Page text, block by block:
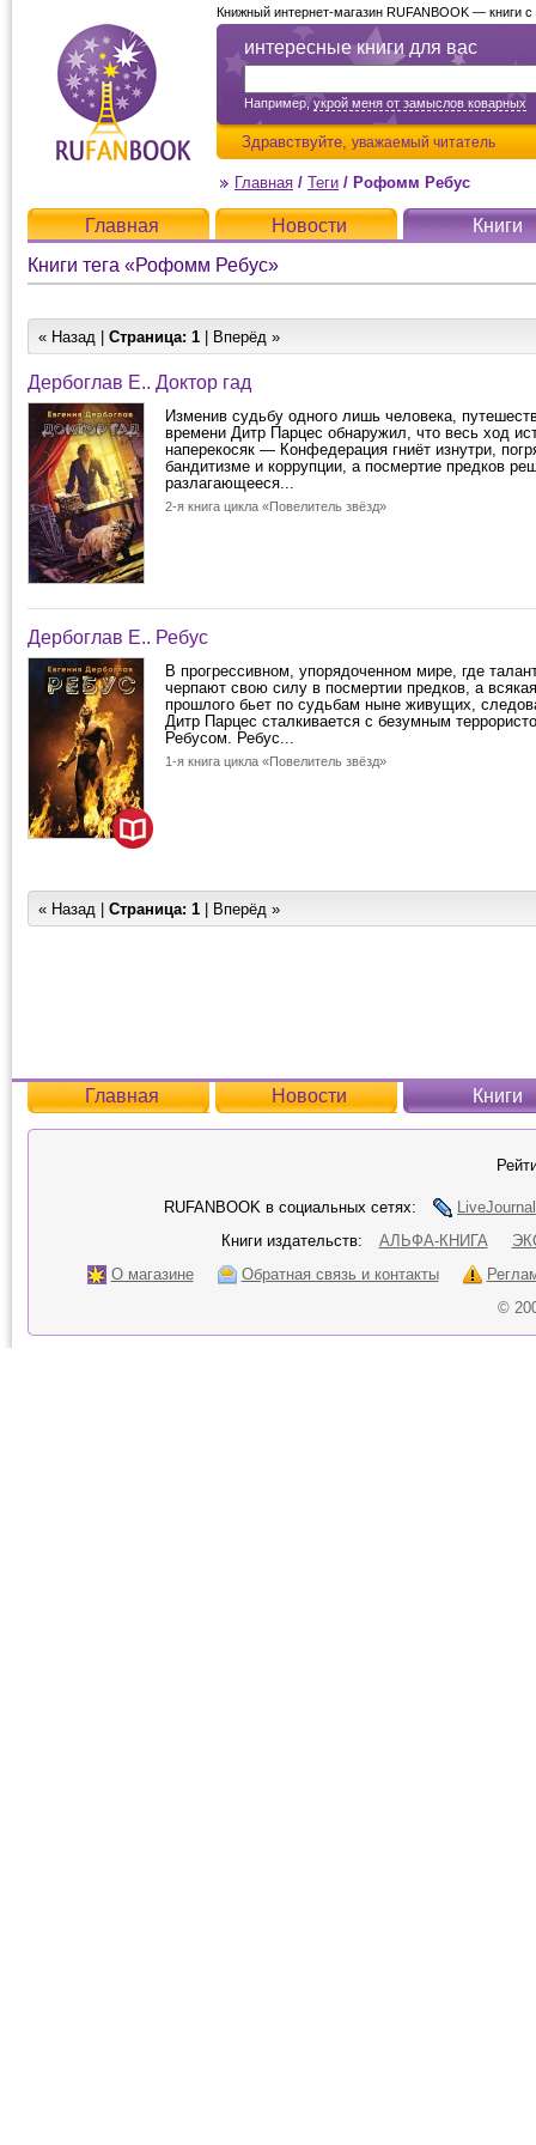
интересные книги для вас
Например,укрой меня от замыслов коварных
Здравствуйте, уважаемый читатель
Книжный интернет-магазин RUFANBOOK — книги
Главная / Теги / Рофомм Ребус
Главная Новости
Книги
Книги тега «Рофомм Ребус»
« Назад | Страница: 1 | Вперёд »
Дербоглав Е.. Доктор гад
Изменив судьбу одного лишь человека,
времени Дитр Парцес обнаружил, что весь ход
наперекосяк — Конфедерация гниёт изнутри,
бандитизме и коррупции, а посмертие предков
разлагающееся...
2-я книга цикла «Повелитель звёзд»
Дербоглав Е.. Ребус
В прогрессивном, упорядоченном мире, где
черпают свою силу в посмертии предков, а
прошлого бьет по судьбам ныне живущих,
Дитр Парцес сталкивается с безумным
Ребусом. Ребус...
1-я книга цикла «Повелитель звёзд»
« Назад | Страница: 1 | Вперёд »
Главная Новости Книги
RUFANBOOK в социальных сетях:
LiveJournal
Книги издательств:
АЛЬФА-КНИГА
О магазине
Обратная связь и контакты
©